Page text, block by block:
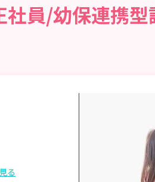
員/幼保連携
る